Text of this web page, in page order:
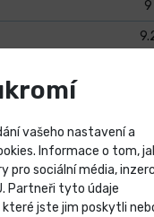
9
vašeho nastavení a
Informace o tom,
pro sociální média,
Partneři tyto údaje
jste jim poskytli